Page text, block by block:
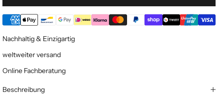
Nachhaltig & Einzigartig
weltweiter versand
Online Fachberatung
Beschreibung